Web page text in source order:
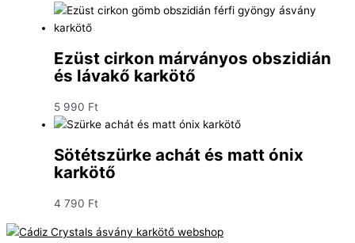
Ezüst cirkon márványos obszidián
és lávakő karkötő
5 990 Ft
Sötétszürke achát és matt ónix
karkötő
4 790 Ft